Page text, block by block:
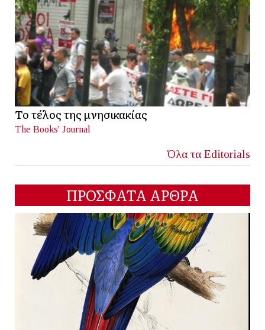
Το τέλος της μνησικακίας
The Books' Journal
Όλα τα Editorials
ΠΡΟΣΦΑΤΑ ΑΡΘΡΑ